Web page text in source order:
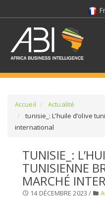
SÉLECTIONNEZ UN DOSSIER
SELECTIONNEZ UNE SECTION
Accueil
Actualité
tunisie_: L’huile d’olive
international
TUNISIE_:
TUNISIENNE
MARCHÉ
14 DÉCEMBRE 2023 /